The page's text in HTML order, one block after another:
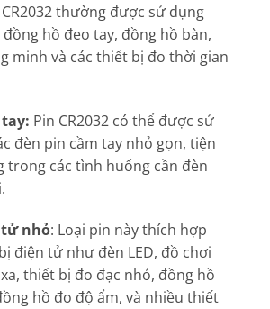
thường được sử dụng
hồ đeo tay, đồng hồ bàn,
minh và các thiết bị đo thời gian
Pin CR2032 có thể được sử
đèn pin cầm tay nhỏ gọn, tiện
trong các tình huống cần đèn
nhỏ: Loại pin này thích hợp
điện tử như đèn LED, đồ chơi
thiết bị đo đạc nhỏ, đồng hồ
hồ đo độ ẩm, và nhiều thiết